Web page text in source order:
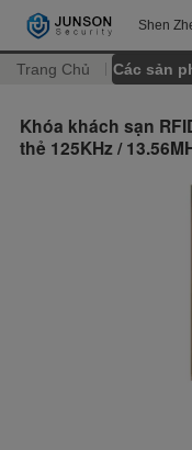
Shen
Trang Chủ Các sản
Khóa khách sạn
thẻ 125KHz /